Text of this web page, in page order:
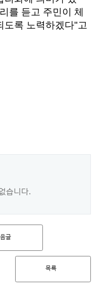
를 듣고 주민이 체
도록 노력하겠다"고
습니다.
글
목록